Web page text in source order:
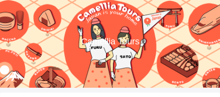
Camellia Tours